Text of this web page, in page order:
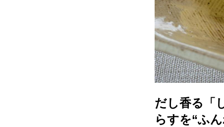
だし香る「
らすを“ふ